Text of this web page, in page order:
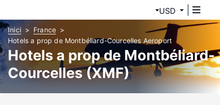
USD
Inici
France
Hotels a prop de Montbéliard-Courcelles Aeroport
Hotels a prop de Montbéliard-
Courcelles (XMF)